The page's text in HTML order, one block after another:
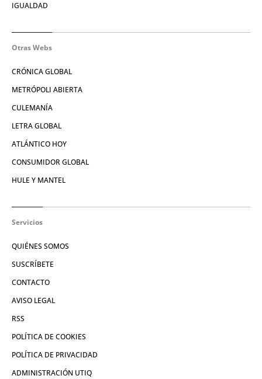
IGUALDAD
Otras Webs
CRÓNICA GLOBAL
METRÓPOLI ABIERTA
CULEMANÍA
LETRA GLOBAL
ATLÁNTICO HOY
CONSUMIDOR GLOBAL
HULE Y MANTEL
Servicios
QUIÉNES SOMOS
SUSCRÍBETE
CONTACTO
AVISO LEGAL
RSS
POLÍTICA DE COOKIES
POLÍTICA DE PRIVACIDAD
ADMINISTRACIÓN UTIQ